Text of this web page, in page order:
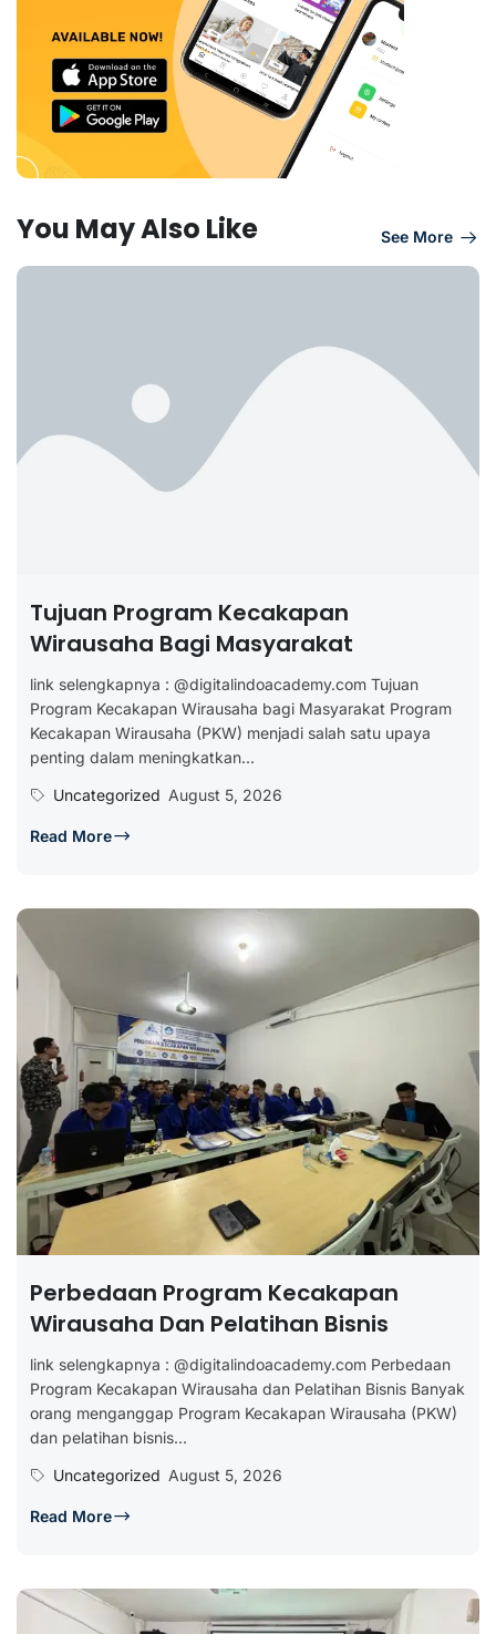
You May Also Like See More
Tujuan Program Kecakapan
Wirausaha Bagi Masyarakat
link selengkapnya : @digitalindoacademy.com Tujuan
Program Kecakapan Wirausaha bagi Masyarakat Program
Kecakapan Wirausaha (PKW) menjadi salah satu upaya
penting dalam meningkatkan...
Uncategorized August 5, 2026
Read More
Perbedaan Program Kecakapan
Wirausaha Dan Pelatihan Bisnis
link selengkapnya : @digitalindoacademy.com Perbedaan
Program Kecakapan Wirausaha dan Pelatihan Bisnis Banyak
orang menganggap Program Kecakapan Wirausaha (PKW)
dan pelatihan bisnis...
Uncategorized August 5, 2026
Read More